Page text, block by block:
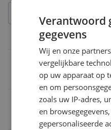
Draadloos opladen
Voedingstype
Ingebouwde accu
Verantwoord
gegevens
Wij en onze
vergelijkbare
op uw apparaat op
en om
zoals uw IP-adres,
en
gepersonaliseerde